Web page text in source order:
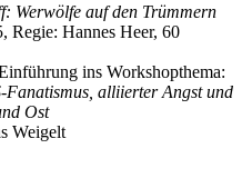
Werwölfe auf den Trümmern
Regie: Hannes Heer, 60
ins Workshopthema:
Fanatismus, alliierter Angst und
Ost
Weigelt